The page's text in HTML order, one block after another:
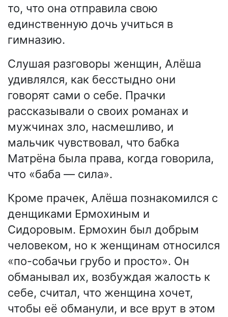
то, что она отправила свою
единственную дочь учиться в
гимназию.
Слушая разговоры женщин, Алёша
удивлялся, как бесстыдно они
говорят сами о себе. Прачки
рассказывали о своих романах и
мужчинах зло, насмешливо, и
мальчик чувствовал, что бабка
Матрёна была права, когда говорила,
что «баба — сила».
Кроме прачек, Алёша познакомился с
денщиками Ермохиным и
Сидоровым. Ермохин был добрым
человеком, но к женщинам относился
«по-собачьи грубо и просто». Он
обманывал их, возбуждая жалость к
себе, считал, что женщина хочет,
чтобы её обманули, и все врут в этом